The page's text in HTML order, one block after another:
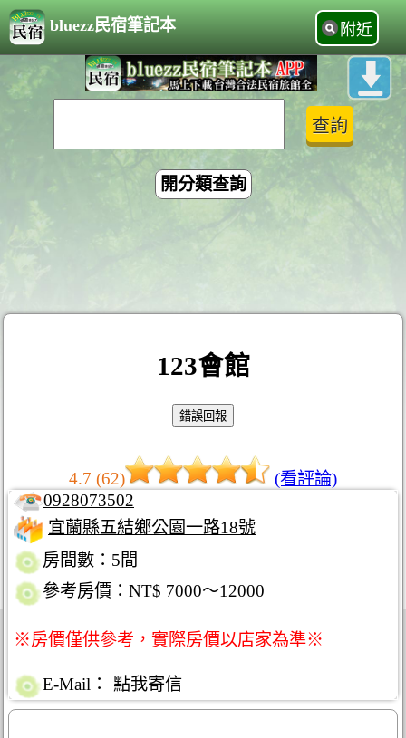
bluezz民宿筆記本 附近
開分類查詢
123會館
4.7 (62)
(看評論)
0928073502
宜蘭縣五結鄉公園一路18號
房間數：5間
參考房價：NT$ 7000～12000
※房價僅供參考，實際房價以店家為準※
E-Mail： 點我寄信